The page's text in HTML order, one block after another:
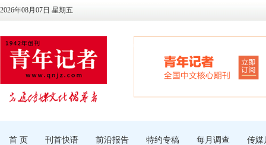
2026年08月07日 星期五
首 页 刊首快语 前沿报告 特约专稿 每月调查 传媒